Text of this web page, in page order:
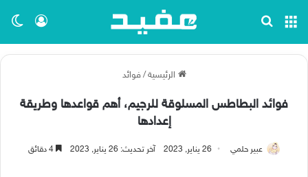
تسجيل القائمة
الرئيسية / فوائد
فوائد البطاطس المسلوقة للرجيم، أهم قواعدها وطريقة
إعدادها
عبير حلمي 26 يناير, 2023 آخر تحديث: 26 يناير, 2023 4 دقائق